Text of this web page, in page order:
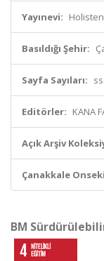
Yayınevi:
Basıldığı Şehir:
Sayfa Sayıları:
Editörler: KANA
Açık Arşiv
Çanakkale
BM